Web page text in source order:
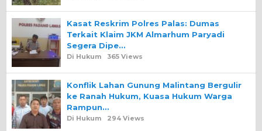
Kasat Reskrim Polres Palas: Dumas
Terkait Klaim JKM Almarhum Paryadi
Segera Dipe…
Di Hukum 365 Views
Konflik Lahan Gunung Malintang Bergulir
ke Ranah Hukum, Kuasa Hukum Warga
Rampun…
Di Hukum 294 Views